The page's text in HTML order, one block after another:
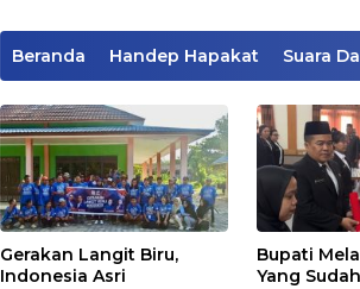
Beranda Handep Hapakat Suara
Gerakan Langit Biru,
Indonesia Asri
Bupati
Yang